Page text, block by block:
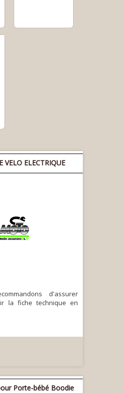
VELO ELECTRIQUE
d'assurer
la fiche technique en
Porte-bébé Boodie